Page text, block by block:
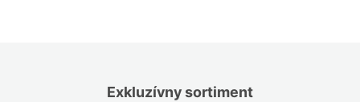
Exkluzívny sortiment